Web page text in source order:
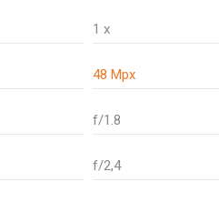
1 x
48 Mpx
f/1.8
f/2,4